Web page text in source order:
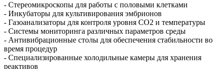
- Стереомикроскопы для работы с половыми клетками
- Инкубаторы для культивирования эмбрионов
- Газоанализаторы для контроля уровня CO2 и температуры
- Системы мониторинга различных параметров среды
- Антивибрационные столы для обеспечения стабильности во
время процедур
- Специализированные холодильные камеры для хранения
реактивов